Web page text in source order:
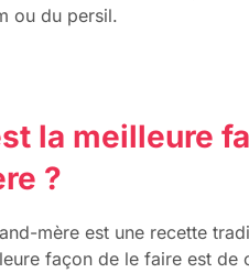
ou du persil.
la meilleure
?
mère est une recette
façon de le faire est